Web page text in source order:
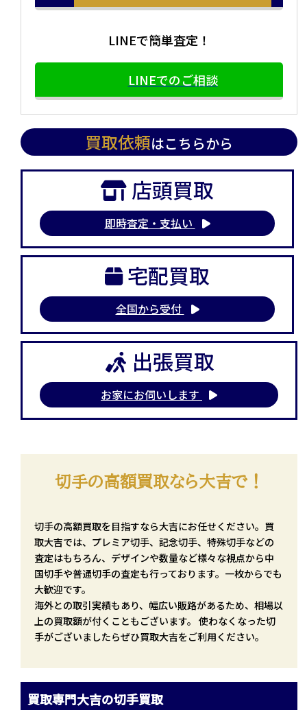
LINEで簡単査定！
LINEでのご相談
買取依頼はこちらから
店頭買取
即時査定・支払い
宅配買取
全国から受付
出張買取
お家にお伺いします
切手の高額買取なら大吉で！
切手の高額買取を目指すなら大吉にお任せください。買
取大吉では、プレミア切手、記念切手、特殊切手などの
査定はもちろん、デザインや数量など様々な視点から中
国切手や普通切手の査定も行っております。一枚からでも
大歓迎です。
海外との取引実績もあり、幅広い販路があるため、相場以
上の買取額が付くこともございます。 使わなくなった切
手がございましたらぜひ買取大吉をご利用ください。
買取専門大吉の切手買取